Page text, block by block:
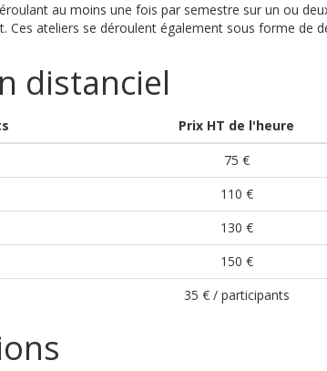
au moins une fois par semestre sur un ou
Ces ateliers se déroulent également sous forme de
distanciel
Prix HT de l'heure
75 €
110 €
130 €
150 €
35 € / participants